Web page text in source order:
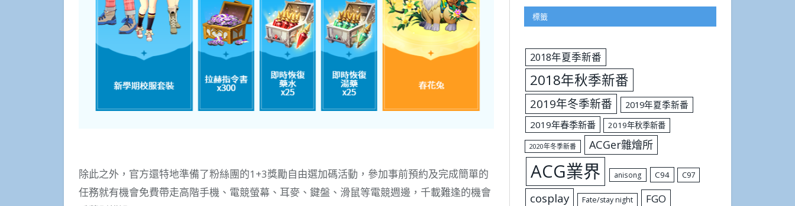
除此之外，官方還特地準備了粉絲團的1+3獎勵自由選加碼活動，參加事前預約及完成簡單的
任務就有機會免費帶走高階手機、電競螢幕、耳麥、鍵盤、滑鼠等電競週邊，千載難逢的機會
標籤
2018年夏季新番
2018年秋季新番
2019年冬季新番
2019年夏季新番
2019年春季新番
2019年秋季新番
2020年冬季新番 ACGer雜燴所
ACG業界 anisong C94 C97
cosplay Fate/stay night FGO